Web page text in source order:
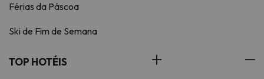
Férias da Páscoa
Ski de Fim de Semana
TOP HOTÉIS